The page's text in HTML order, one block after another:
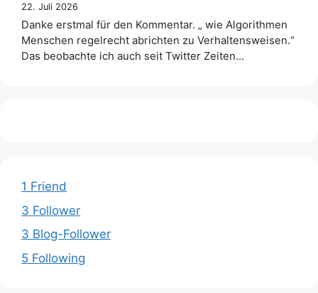
22. Juli 2026
Danke erstmal für den Kommentar. „ wie Algorithmen
Menschen regelrecht abrichten zu Verhaltensweisen.“
Das beobachte ich auch seit Twitter Zeiten…
1 Friend
3 Follower
3 Blog-Follower
5 Following